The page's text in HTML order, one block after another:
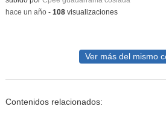
-hace un año- 108visualizaciones
Ver más del mismo
Contenidos relacionados: